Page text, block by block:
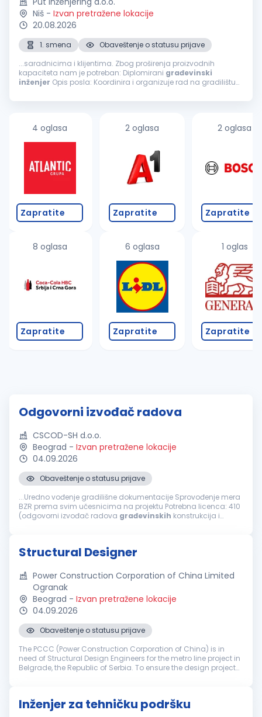
Niš - Izvan pretražene lokacije
20.08.2026
1. smena
Obaveštenje o statusu prijave
...saradnicima i klijentima. Zbog proširenja proizvodnih
kapaciteta nam je potreban: Diplomirani građevinski
inženjer Opis posla: Koordinira i organizuje rad na gradilištu
geodetskim instrumentima...
4 oglasa
Zapratite
8 oglasa
Zapratite
2 oglasa
Zapratite
6 oglasa
Zapratite
2 oglasa
Zapratite
1 oglas
Zapratite
Odgovorni izvođač radova
CSCOD-SH d.o.o.
Beograd - Izvan pretražene lokacije
04.09.2026
Obaveštenje o statusu prijave
...Uredno vođenje gradilišne dokumentacije Sprovođenje mera
BZR prema svim učesnicima na projektu Potrebna licenca: 410
(odgovorni izvođač radova građevinskih konstrukcija i
Structural Designer
Power Construction Corporation of China Limited
Ogranak
Beograd - Izvan pretražene lokacije
04.09.2026
Obaveštenje o statusu prijave
The PCCC (Power Construction Corporation of China) is in
need of Structural Design Engineers for the metro line project in
Belgrade, the Republic of Serbia. To ensure the design project
Inženjer za tehničku podršku